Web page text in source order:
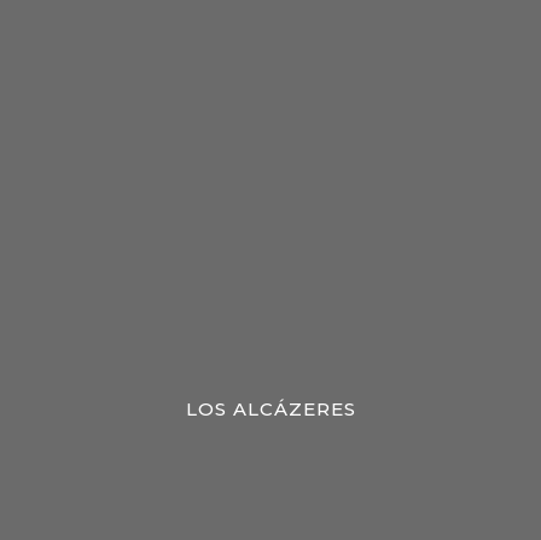
LOS ALCÁZERES